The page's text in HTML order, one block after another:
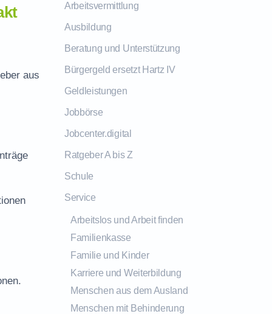
aus
Arbeitsvermittlung
Ausbildung
Beratung und Unterstützung
Bürgergeld ersetzt Hartz IV
Geldleistungen
Jobbörse
Jobcenter.digital
Ratgeber A bis Z
Schule
Service
Arbeitslos und Arbeit finden
Familienkasse
Familie und Kinder
Karriere und Weiterbildung
Menschen aus dem Ausland
Menschen mit Behinderung